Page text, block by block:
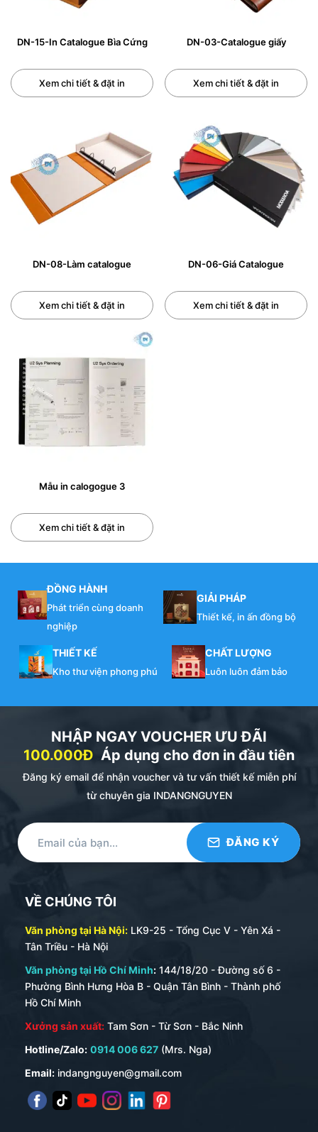
DN-15-In Catalogue Bìa Cứng
Xem chi tiết & đặt in
DN-03-Catalogue giấy
Xem chi tiết & đặt in
DN-08-Làm catalogue
Xem chi tiết & đặt in
DN-06-Giá Catalogue
Xem chi tiết & đặt in
Mẫu in calogogue 3
Xem chi tiết & đặt in
ĐỒNG HÀNH
Phát triển cùng doanh
nghiệp
GIẢI PHÁP
Thiết kế, in ấn đồng bộ
THIẾT KẾ
Kho thư viện phong phú
CHẤT LƯỢNG
Luôn luôn đảm bảo
NHẬP NGAY VOUCHER ƯU ĐÃI
100.000Đ Áp dụng cho đơn in đầu tiên
Đăng ký email để nhận voucher và tư vấn thiết kế miễn phí
từ chuyên gia INDANGNGUYEN
VỀ CHÚNG TÔI
Văn phòng tại Hà Nội: LK9-25 - Tổng Cục V - Yên Xá -
Tân Triều - Hà Nội
Văn phòng tại Hồ Chí Minh: 144/18/20 - Đường số 6 -
Phường Bình Hưng Hòa B - Quận Tân Bình - Thành phố
Hồ Chí Minh
Xưởng sản xuất: Tam Sơn - Từ Sơn - Bắc Ninh
Hotline/Zalo: 0914 006 627 (Mrs. Nga)
Email: indangnguyen@gmail.com